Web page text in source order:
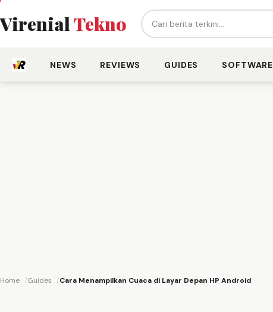
VirenialTekno Cari berita...
NEWS REVIEWS GUIDES SOFTWARE
Home Guides Cara Menampilkan Cuaca di Layar Depan HP Android